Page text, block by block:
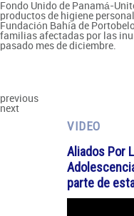
Fondo Unido de Panamá-
productos de higiene
Fundación Bahía de
familias afectadas por las
pasado mes de diciembre.
previous
next
VIDEO
Aliados Por
parte de